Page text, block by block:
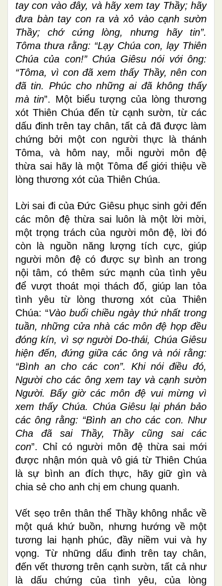
tay con vào đây, và hãy xem tay Thầy; hãy
đưa bàn tay con ra và xỏ vào cạnh sườn
Thầy; chớ cứng lòng, nhưng hãy tin”.
Tôma thưa rằng: “Lạy Chúa con, lạy Thiên
Chúa của con!” Chúa Giêsu nói với ông:
“Tôma, vì con đã xem thấy Thầy, nên con
đã tin. Phúc cho những ai đã không thấy
mà tin”. Một biểu tượng của lòng thương
xót Thiên Chúa đến từ cạnh sườn, từ các
dấu đinh trên tay chân, tất cả đã được làm
chứng bởi một con người thực là thánh
Tôma, và hôm nay, mỗi người môn đệ
thừa sai hãy là một Tôma để giới thiệu về
lòng thương xót của Thiên Chúa.
Lời sai đi của Đức Giêsu phục sinh gởi đến
các môn đệ thừa sai luôn là một lời mời,
một trọng trách của người môn đệ, lời đó
còn là nguồn năng lượng tích cực, giúp
người môn đệ có được sự bình an trong
nội tâm, có thêm sức mạnh của tình yêu
để vượt thoát mọi thách đố, giúp lan tỏa
tình yêu từ lòng thương xót của Thiên
Chúa: “Vào buổi chiều ngày thứ nhất trong
tuần, những cửa nhà các môn đệ họp đều
đóng kín, vì sợ người Do-thái, Chúa Giêsu
hiện đến, đứng giữa các ông và nói rằng:
“Bình an cho các con”. Khi nói điều đó,
Người cho các ông xem tay và cạnh sườn
Người. Bấy giờ các môn đệ vui mừng vì
xem thấy Chúa. Chúa Giêsu lại phán bảo
các ông rằng: “Bình an cho các con. Như
Cha đã sai Thầy, Thầy cũng sai các
con”. Chỉ có người môn đệ thừa sai mới
được nhận món quà vô giá từ Thiên Chúa
là sự bình an đích thực, hãy giữ gìn và
chia sẻ cho anh chị em chung quanh.
Vết sẹo trên thân thể Thầy không nhắc về
một quá khứ buồn, nhưng hướng về một
tương lai hạnh phúc, đầy niềm vui và hy
vọng. Từ những dấu đinh trên tay chân,
đến vết thương trên cạnh sườn, tất cả như
là dấu chứng của tình yêu, của lòng